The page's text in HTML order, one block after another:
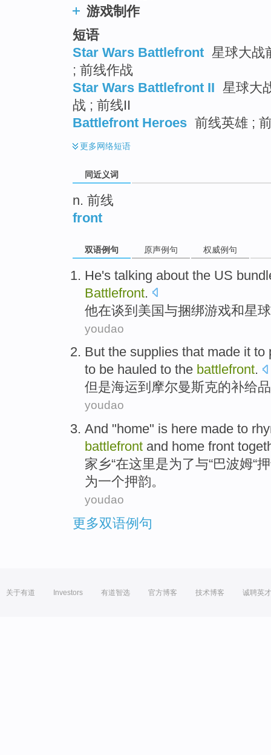
游戏制作
短语
Star Wars Battlefront 星球大战
; 前线作战
Star Wars Battlefront II 星球大
战 ; 前线II
Battlefront Heroes 前线英雄 ;
更多网络短语
同近义词
n. 前线
front
双语例句 原声例句 权威例句
He's talking about the US
Battlefront.
他在谈到 美国与捆绑游戏和星球
youdao
But the supplies that made it to
to be hauled to the battlefront.
但是海运到 摩尔曼斯克的补给品
youdao
And "home" is here made to
battlefront and home front
家乡“在这里是为了与“巴波姆“
为一个押韵。
youdao
更多双语例句
关于有道 Investors 有道智选 官方博客 技术博客 诚聘英才